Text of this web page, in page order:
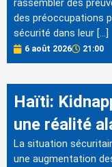
rassembler des
des préoccupations
sécurité dans leur […]
6 août 2026 21:00
Haïti:
une réalité
La situation
une augmentation